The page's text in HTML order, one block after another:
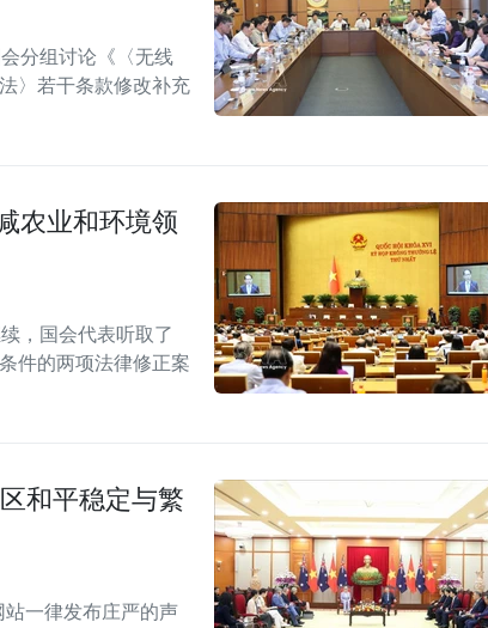
分组讨论《〈无线
〉若干条款修改补充
农业和环境领
，国会代表听取了
件的两项法律修正案
和平稳定与繁
站一律发布庄严的声